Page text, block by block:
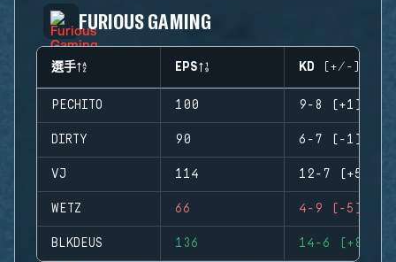
FURIOUS GAMING
選手 EPS KD (+/-)
PECHITO 100 9-8 (+1)
DIRTY 90 6-7 (-1)
VJ 114 12-7 (+5)
WETZ 66 4-9 (-5)
BLKDEUS 136 14-6 (+8)